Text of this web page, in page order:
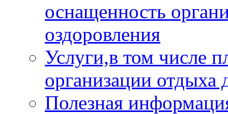
оснащенность
оздоровления
Услуги,в том числе
организации отдыха
Полезная